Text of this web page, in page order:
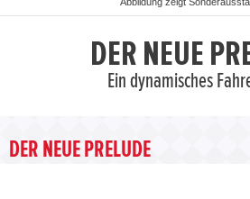
DER NEUE
Ein dynamisches
DER NEUE PRELUDE